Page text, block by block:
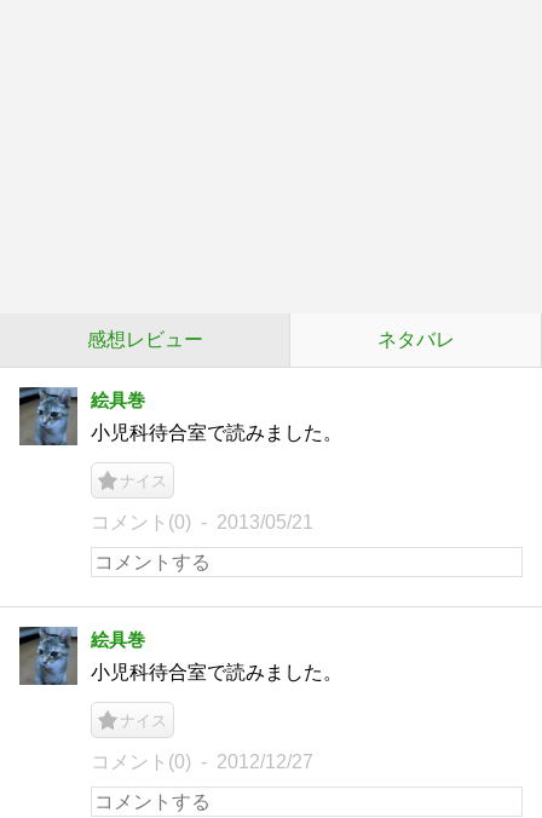
感想レビュー ネタバレ
絵具巻
小児科待合室で読みました。
ナイス
コメント(0) 2013/05/21
絵具巻
小児科待合室で読みました。
ナイス
コメント(0) 2012/12/27